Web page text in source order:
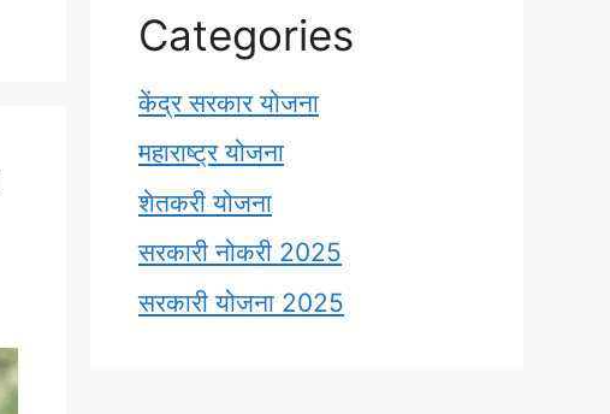
Categories
केंद्र सरकार योजना
महाराष्ट्र योजना
शेतकरी योजना
सरकारी नोकरी 2025
सरकारी योजना 2025